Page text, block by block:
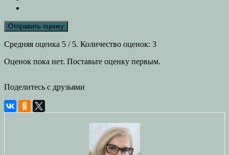
Отправить оценку
Средняя оценка 5 / 5. Количество оценок: 3
Оценок пока нет. Поставьте оценку первым.
Поделитесь с друзьями